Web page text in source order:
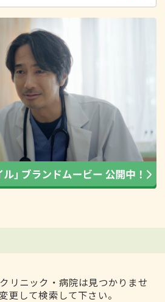
リニック・病院は見つかりませ
更して検索して下さい。